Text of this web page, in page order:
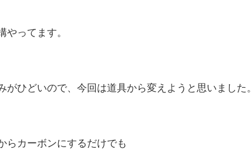
やってます。
がひどいので、今回は道具から変えようと思いました。
らカーボンにするだけでも